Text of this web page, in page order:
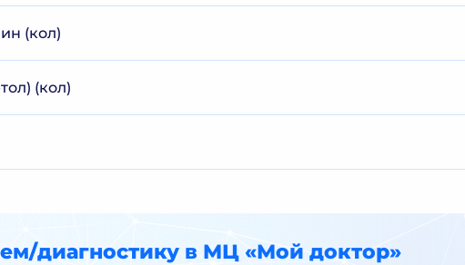
(кол)
(кол)
диагностику в МЦ «Мой доктор»